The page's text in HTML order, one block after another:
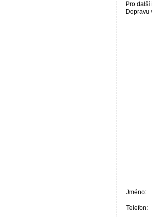
Pro další
Dopravu
Jméno:
Telefon: